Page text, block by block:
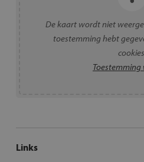
De kaart wordt niet
toestemming hebt
Toestemming
Links